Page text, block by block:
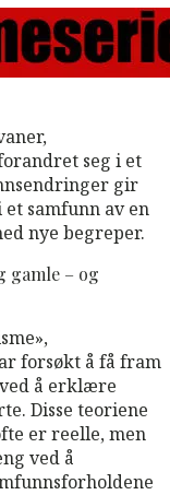
seg i et
gir
samfunn av en
nye begreper.
gamle – og
forsøkt å få fram
å erklære
Disse teoriene
er reelle, men
ved å